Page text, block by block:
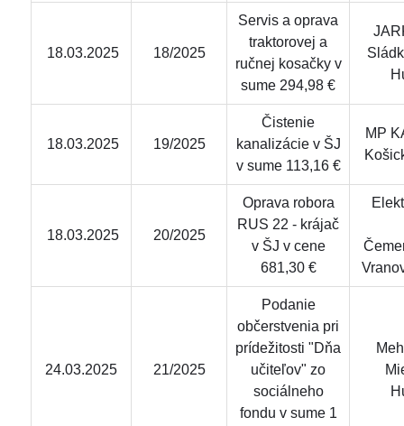
18.03.2025 18/2025
Servis a oprava
traktorovej a
ručnej kosačky v
sume 294,98 €
18.03.2025 19/2025
Čistenie
kanalizácie v ŠJ
v sume 113,16 €
MP
18.03.2025 20/2025
Oprava robora
RUS 22 - krájač
v ŠJ v cene
681,30 €
24.03.2025 21/2025
Podanie
občerstvenia pri
prídežitosti "Dňa
učiteľov" zo
sociálneho
fondu v sume 1